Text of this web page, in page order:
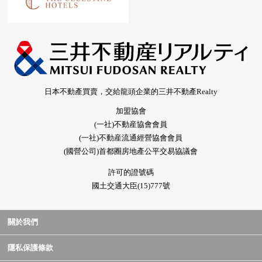
日本不動產買賣，交給龍頭企業的三井不動產Realty
加盟協會
(一社)不動産協會會員
(一社)不動産流通經營協會會員
(國營公司)首都圈房地產公平交易協議會
許可的證號碼
國土交通大臣(15)777號
關於我們
隱私保護條款